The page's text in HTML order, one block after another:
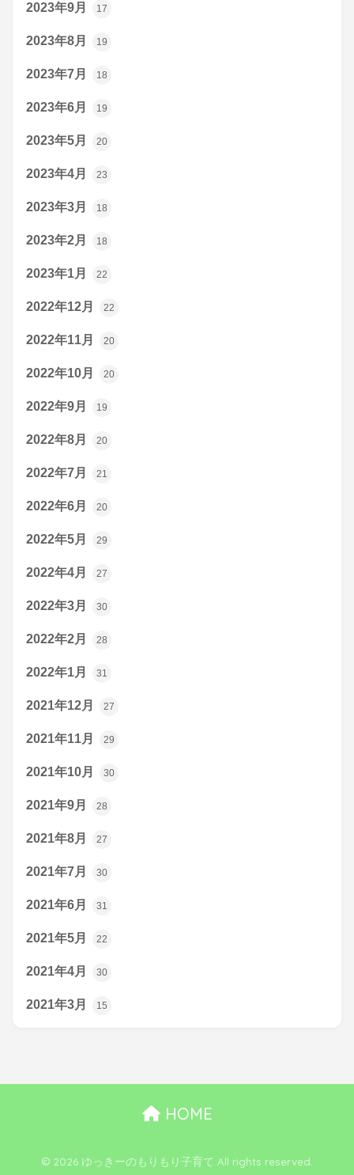
2023年9月 17
2023年8月 19
2023年7月 18
2023年6月 19
2023年5月 20
2023年4月 23
2023年3月 18
2023年2月 18
2023年1月 22
2022年12月 22
2022年11月 20
2022年10月 20
2022年9月 19
2022年8月 20
2022年7月 21
2022年6月 20
2022年5月 29
2022年4月 27
2022年3月 30
2022年2月 28
2022年1月 31
2021年12月 27
2021年11月 29
2021年10月 30
2021年9月 28
2021年8月 27
2021年7月 30
2021年6月 31
2021年5月 22
2021年4月 30
2021年3月 15
HOME
© 2026 ゆっきーのもりもり子育て All rights reserved.